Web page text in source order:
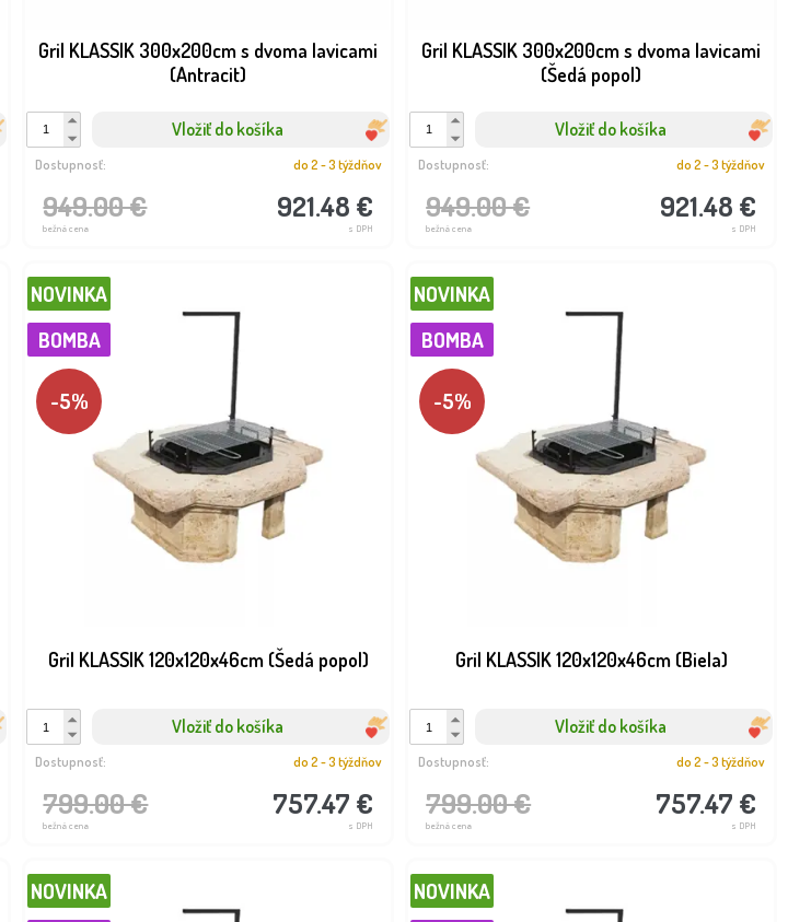
512.82 €
Gril KLASSIK 300x200cm s dvoma lavicami
(Antracit)
Vložiť do košíka
949.00 €
bežná cena
921.48 €
s DPH
Dostupnosť: do 2 - 3 týždňov
Gril KLASSIK 300x200cm s dvoma lavicami
(Šedá popol)
Vložiť do košíka
949.00 €
bežná cena
921.48 €
s DPH
Dostupnosť: do 2 - 3 týždňov
Gril KLASSIK 120x120x46cm (Šedá popol)
NOVINKA
BOMBA
-5%
Vložiť do košíka
799.00 €
bežná cena
757.47 €
s DPH
Dostupnosť: do 2 - 3 týždňov
Gril KLASSIK 120x120x46cm (Biela)
NOVINKA
BOMBA
-5%
Vložiť do košíka
799.00 €
bežná cena
757.47 €
s DPH
Dostupnosť: do 2 - 3 týždňov
NOVINKA
NOVINKA